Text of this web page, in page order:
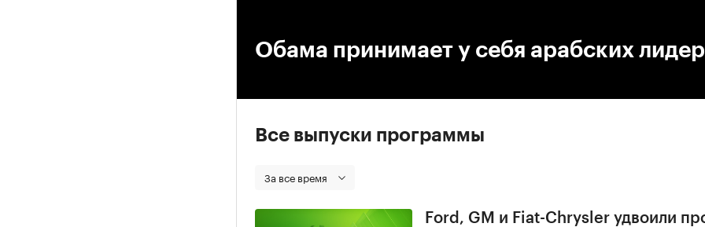
Обама принимает у себя арабских
Все выпуски программы
За все время
Ford, GM и Fiat-Chrysler удвоили